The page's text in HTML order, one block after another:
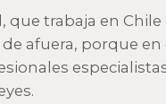
trabaja en Chile
afuera, porque en